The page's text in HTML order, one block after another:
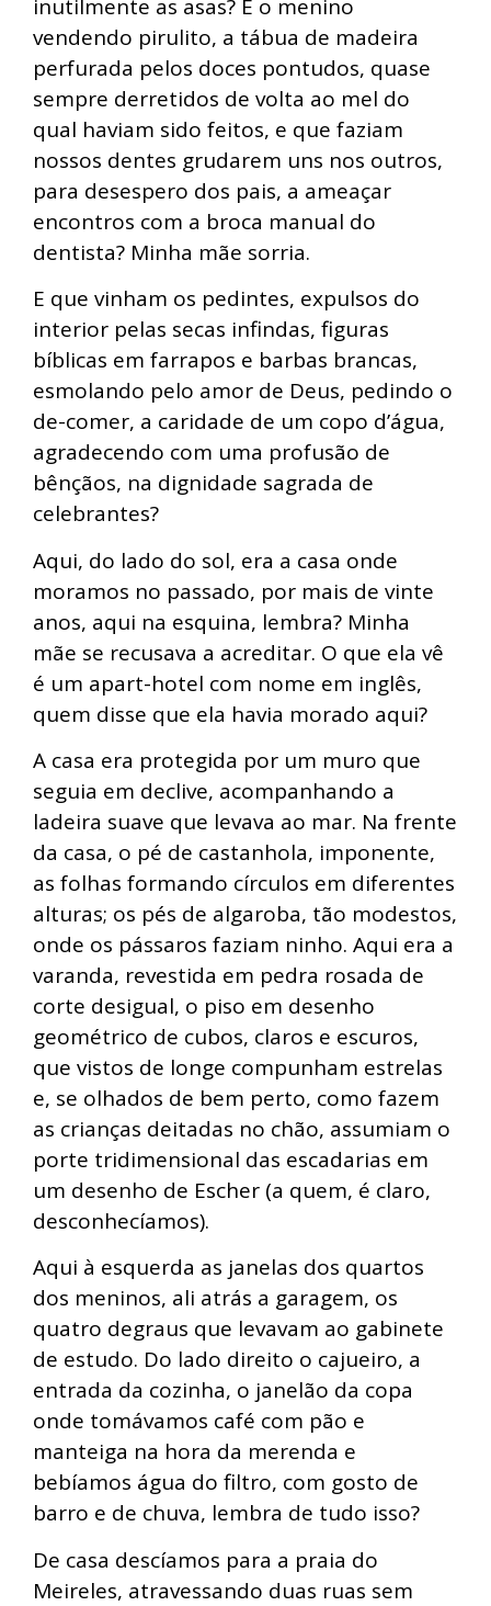
inutilmente as asas? E o menino
vendendo pirulito, a tábua de madeira
perfurada pelos doces pontudos, quase
sempre derretidos de volta ao mel do
qual haviam sido feitos, e que faziam
nossos dentes grudarem uns nos outros,
para desespero dos pais, a ameaçar
encontros com a broca manual do
dentista? Minha mãe sorria.
E que vinham os pedintes, expulsos do
interior pelas secas infindas, figuras
bíblicas em farrapos e barbas brancas,
esmolando pelo amor de Deus, pedindo o
de-comer, a caridade de um copo d’água,
agradecendo com uma profusão de
bênçãos, na dignidade sagrada de
celebrantes?
Aqui, do lado do sol, era a casa onde
moramos no passado, por mais de vinte
anos, aqui na esquina, lembra? Minha
mãe se recusava a acreditar. O que ela vê
é um apart-hotel com nome em inglês,
quem disse que ela havia morado aqui?
A casa era protegida por um muro que
seguia em declive, acompanhando a
ladeira suave que levava ao mar. Na frente
da casa, o pé de castanhola, imponente,
as folhas formando círculos em diferentes
alturas; os pés de algaroba, tão modestos,
onde os pássaros faziam ninho. Aqui era a
varanda, revestida em pedra rosada de
corte desigual, o piso em desenho
geométrico de cubos, claros e escuros,
que vistos de longe compunham estrelas
e, se olhados de bem perto, como fazem
as crianças deitadas no chão, assumiam o
porte tridimensional das escadarias em
um desenho de Escher (a quem, é claro,
desconhecíamos).
Aqui à esquerda as janelas dos quartos
dos meninos, ali atrás a garagem, os
quatro degraus que levavam ao gabinete
de estudo. Do lado direito o cajueiro, a
entrada da cozinha, o janelão da copa
onde tomávamos café com pão e
manteiga na hora da merenda e
bebíamos água do filtro, com gosto de
barro e de chuva, lembra de tudo isso?
De casa descíamos para a praia do
Meireles, atravessando duas ruas sem